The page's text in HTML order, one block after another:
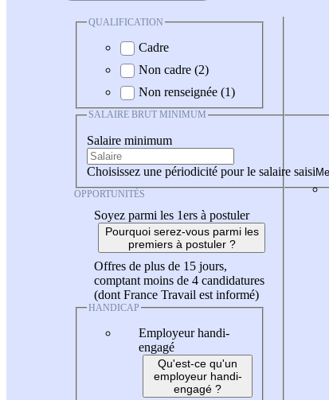
QUALIFICATION
Cadre
Non cadre (2)
Non renseignée (1)
SALAIRE BRUT MINIMUM
Salaire minimum
Choisissez une périodicité pour le salaire saisi
OPPORTUNITÉS
Soyez parmi les 1ers à postuler
Pourquoi serez-vous parmi les
premiers à postuler ?
Offres de plus de 15 jours,
comptant moins de 4 candidatures
(dont France Travail est informé)
HANDICAP
Employeur handi-
engagé
Qu'est-ce qu'un
employeur handi-
engagé ?